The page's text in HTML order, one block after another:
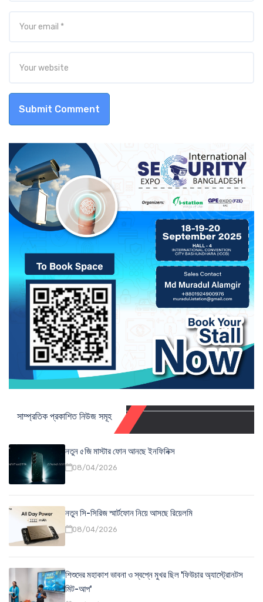
Submit Comment
সাম্প্রতিক প্রকাশিত নিউজ সমূহ
নতুন ৫জি মাস্টার ফোন আনছে ইনফিনিক্স
08/04/2026
নতুন সি-সিরিজ স্মার্টফোন নিয়ে আসছে রিয়েলমি
08/04/2026
শিশুদের মহাকাশ ভাবনা ও স্বপ্নে মুখর ছিল 'ফিউচার অ্যাস্ট্রোনটস
মিট-আপ'